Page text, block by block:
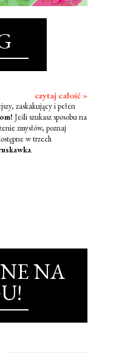
czytaj całość »
zaskakujący i pełen
Jeśli szukasz sposobu na
zmysłów, poznaj
w trzech
.
NA